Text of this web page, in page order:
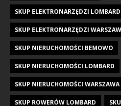
SKUP ELEKTRONARZĘDZI LOMBARD
SKUP ELEKTRONARZĘDZI
SKUP NIERUCHOMOŚCI BEMOWO
SKUP NIERUCHOMOŚCI LOMBARD
SKUP NIERUCHOMOŚCI WARSZAWA
SKUP ROWERÓW LOMBARD